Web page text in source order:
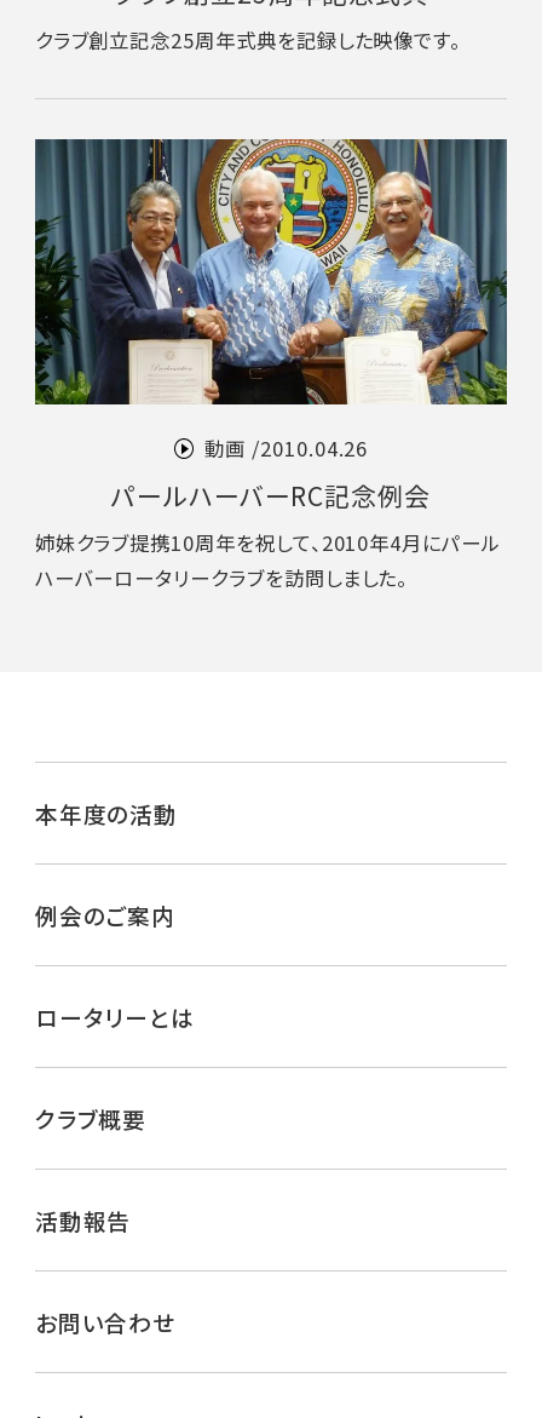
クラブ創立記念25周年式典を記録した映像です。
動画 /2010.04.26
パールハーバーRC記念例会
姉妹クラブ提携10周年を祝して、2010年4月にパール
ハーバーロータリークラブを訪問しました。
本年度の活動
例会のご案内
ロータリーとは
クラブ概要
活動報告
お問い合わせ